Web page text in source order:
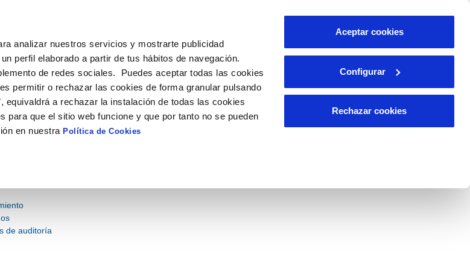
analizar nuestros servicios y mostrarte publicidad
perfil elaborado a partir de tus hábitos de navegación.
de redes sociales. Puedes aceptar todas las cookies
permitir o rechazar las cookies de forma granular pulsando
equivaldrá a rechazar la instalación de todas las cookies
para que el sitio web funcione y que por tanto no se pueden
en nuestraPolítica de Cookies
Aceptar cookies
Configurar
Rechazar cookies
CONTRATOS Y
SUBVENCIONES
NORMATIVA APLICABLE
RELACIÓN CON LA
y estadística - enlaces
de auditoría